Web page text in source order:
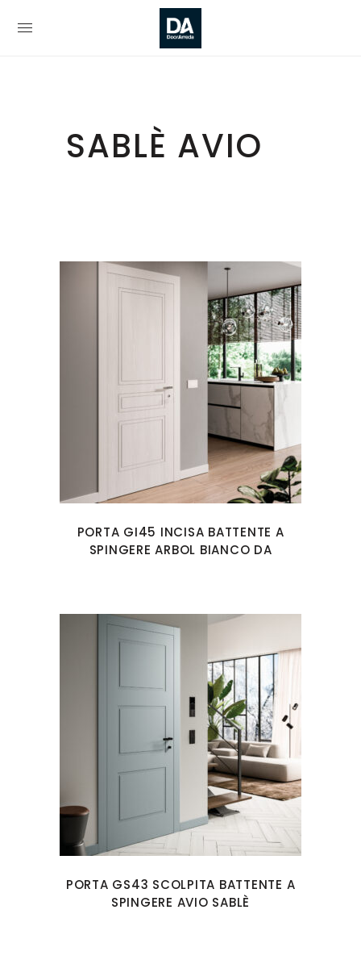
SABLÈ AVIO
PORTA GI45 INCISA BATTENTE A
SPINGERE ARBOL BIANCO DA
PORTA GS43 SCOLPITA BATTENTE A
SPINGERE AVIO SABLÈ